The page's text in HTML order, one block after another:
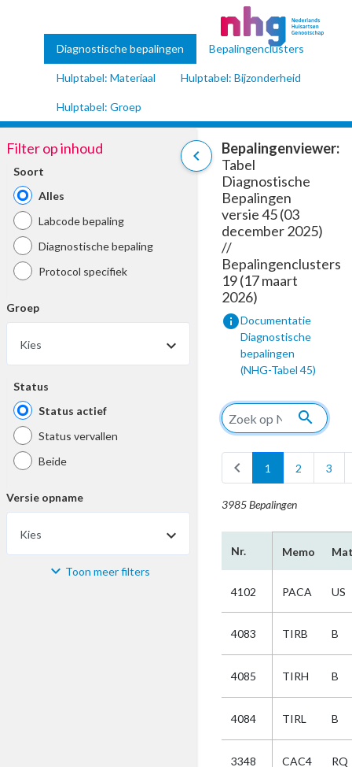
Diagnostische bepalingen Bepalingenclusters
Hulptabel: Materiaal Hulptabel: Bijzonderheid
Hulptabel: Groep
chevron_left
Filter op inhoud
Soort
Alles
Labcode bepaling
Diagnostische bepaling
Protocol specifiek
Groep
Kies
Status
Status actief
Status vervallen
Beide
Versie opname
Kies
Materiaal Toon meer filters
Bepalingenviewer:
Tabel
Diagnostische
Bepalingen
versie 45 (03
december 2025)
//
Bepalingenclusters
19 (17 maart
2026)
infoDocumentatie
Diagnostische
bepalingen
(NHG-Tabel 45)
search
chevron_left 1 2 3
3985 Bepalingen
Nr. Memo
4102 PACA US
4083 TIRB B
4085 TIRH B
4084 TIRL B
3348 CAC4 RQ